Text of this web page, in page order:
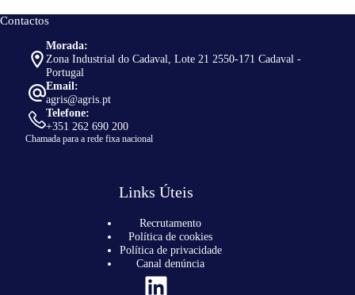
Contactos
Morada:
Zona Industrial do Cadaval, Lote 21 2550-171 Cadaval -
Portugal
Email:
agris@agris.pt
Telefone:
+351 262 690 200
Chamada para a rede fixa nacional
Links Úteis
Recrutamento
Política de cookies
Política de privacidade
Canal denúncia
LinkedIn